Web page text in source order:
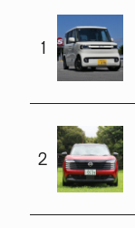
1
2